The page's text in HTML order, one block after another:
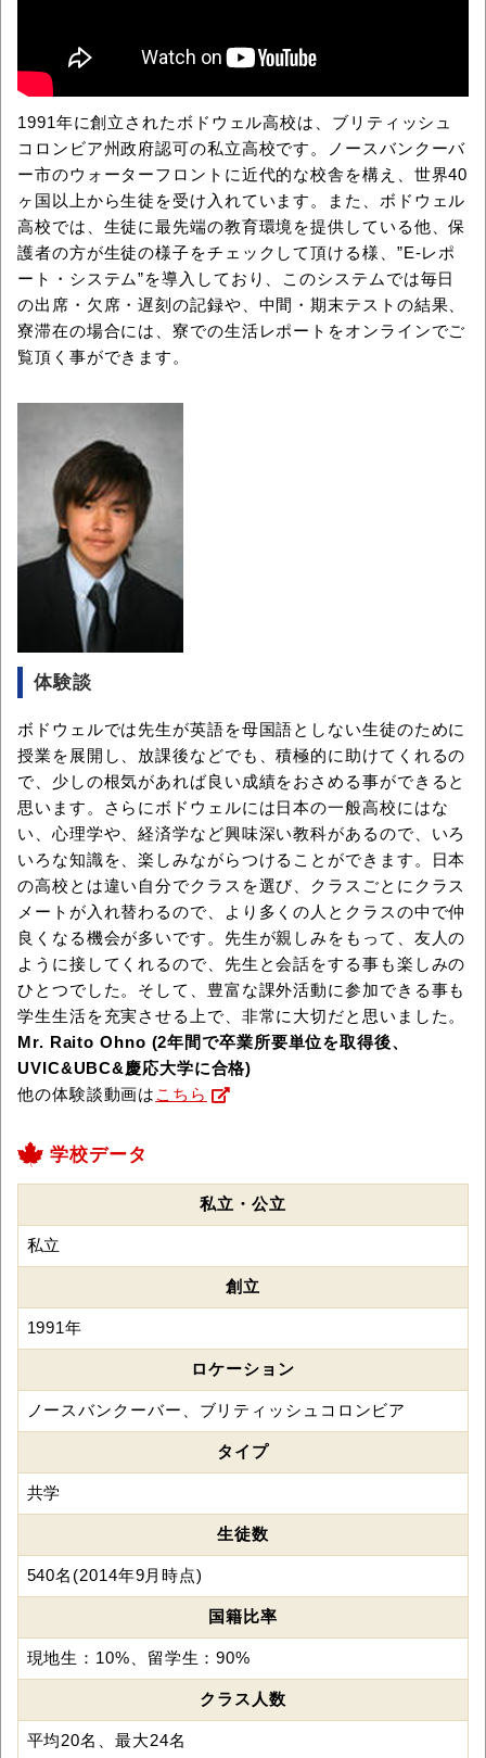
1991年に創立されたボドウェル高校は、ブリティッシュ
コロンビア州政府認可の私立高校です。ノースバンクーバ
ー市のウォーターフロントに近代的な校舎を構え、世界40
ヶ国以上から生徒を受け入れています。また、ボドウェル
高校では、生徒に最先端の教育環境を提供している他、保
護者の方が生徒の様子をチェックして頂ける様、”E-レポ
ート・システム”を導入しており、このシステムでは毎日
の出席・欠席・遅刻の記録や、中間・期末テストの結果、
寮滞在の場合には、寮での生活レポートをオンラインでご
覧頂く事ができます。
体験談
ボドウェルでは先生が英語を母国語としない生徒のために
授業を展開し、放課後などでも、積極的に助けてくれるの
で、少しの根気があれば良い成績をおさめる事ができると
思います。さらにボドウェルには日本の一般高校にはな
い、心理学や、経済学など興味深い教科があるので、いろ
いろな知識を、楽しみながらつけることができます。日本
の高校とは違い自分でクラスを選び、クラスごとにクラス
メートが入れ替わるので、より多くの人とクラスの中で仲
良くなる機会が多いです。先生が親しみをもって、友人の
ように接してくれるので、先生と会話をする事も楽しみの
ひとつでした。そして、豊富な課外活動に参加できる事も
学生生活を充実させる上で、非常に大切だと思いました。
Mr. Raito Ohno (2年間で卒業所要単位を取得後、
UVIC&UBC&慶応大学に合格)
他の体験談動画は こちら
学校データ
私立・公立
私立
創立
1991年
ロケーション
ノースバンクーバー、ブリティッシュコロンビア
タイプ
共学
生徒数
540名(2014年9月時点)
国籍比率
現地生：10%、留学生：90%
クラス人数
平均20名、最大24名